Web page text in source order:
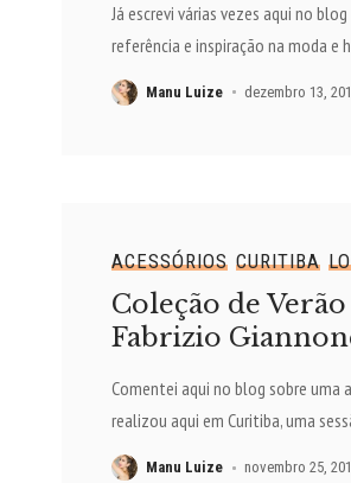
Já escrevi várias vezes aqui no
referência e inspiração na moda e
Manu Luize dezembro 13,
ACESSÓRIOS CURITIBA
Coleção de Verão
Fabrizio
Comentei aqui no blog sobre uma
realizou aqui em Curitiba, uma
Manu Luize novembro 25,